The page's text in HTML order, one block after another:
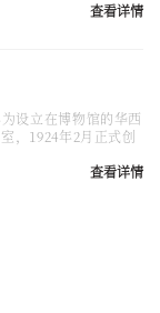
查看详情
设立在博物馆的华西
，1924年2月正式创
恢复为“葛维汉图
查看详情